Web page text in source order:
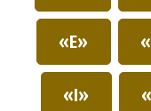
«E»
«I»